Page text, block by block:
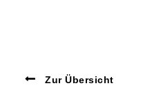
Zur Übersicht